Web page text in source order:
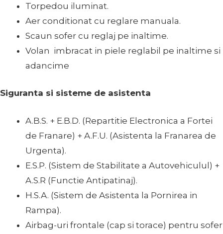
Torpedou iluminat.
Aer conditionat cu reglare manuala.
Scaun sofer cu reglaj pe inaltime.
Volan imbracat in piele reglabil pe inaltime si
adancime
Siguranta si sisteme de asistenta
A.B.S. + E.B.D. (Repartitie Electronica a Fortei
de Franare) + A.F.U. (Asistenta la Franarea de
Urgenta).
E.S.P. (Sistem de Stabilitate a Autovehiculul) +
A.S.R (Functie Antipatinaj).
H.S.A. (Sistem de Asistenta la Pornirea in
Rampa).
Airbag-uri frontale (cap si torace) pentru sofer